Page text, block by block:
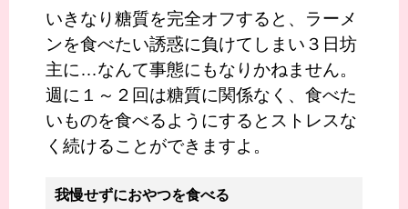
いきなり糖質を完全オフすると、ラーメ
ンを食べたい誘惑に負けてしまい３日坊
主に…なんて事態にもなりかねません。
週に１～２回は糖質に関係なく、食べた
いものを食べるようにするとストレスな
く続けることができますよ。
我慢せずにおやつを食べる